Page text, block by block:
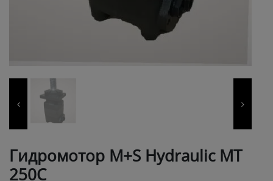
Гидромотор M+S Hydraulic МТ
250С